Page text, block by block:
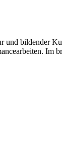
bildender
Im